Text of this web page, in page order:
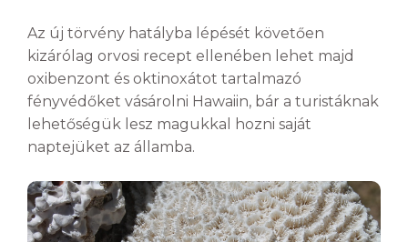
Az új törvény hatályba lépését követően
kizárólag orvosi recept ellenében lehet majd
oxibenzont és oktinoxátot tartalmazó
fényvédőket vásárolni Hawaiin, bár a turistáknak
lehetőségük lesz magukkal hozni saját
naptejüket az államba.